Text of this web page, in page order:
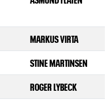
MARKUS VIRTA
STINE MARTINSEN
ROGER LYBECK